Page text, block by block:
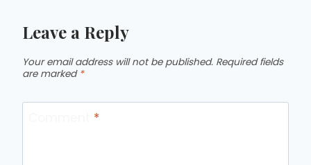
Leave a Reply
Your email address will not be published. Required fields
are marked *
*